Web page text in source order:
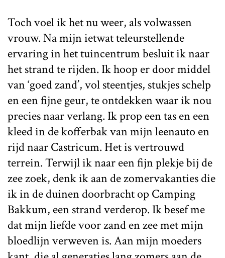
Toch voel ik het nu weer, als volwassen
vrouw. Na mijn ietwat teleurstellende
ervaring in het tuincentrum besluit ik naar
het strand te rijden. Ik hoop er door middel
van ‘goed zand’, vol steentjes, stukjes schelp
en een fijne geur, te ontdekken waar ik nou
precies naar verlang. Ik prop een tas en een
kleed in de kofferbak van mijn leenauto en
rijd naar Castricum. Het is vertrouwd
terrein. Terwijl ik naar een fijn plekje bij de
zee zoek, denk ik aan de zomervakanties die
ik in de duinen doorbracht op Camping
Bakkum, een strand verderop. Ik besef me
dat mijn liefde voor zand en zee met mijn
bloedlijn verweven is. Aan mijn moeders